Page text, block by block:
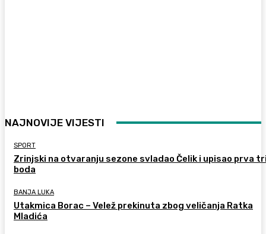
NAJNOVIJE VIJESTI
SPORT
Zrinjski na otvaranju sezone svladao Čelik i upisao prva
boda
BANJA LUKA
Utakmica Borac – Velež prekinuta zbog veličanja Ratka
Mladića